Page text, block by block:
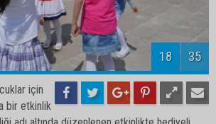
20 35
için
bir etkinlik
adı altında düzenlenen etkinlikte hediyeli